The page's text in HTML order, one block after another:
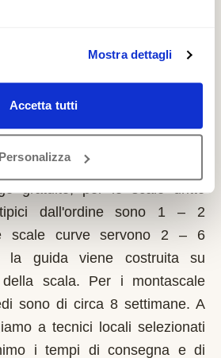
Mostra dettagli
Accetta tutti
Personalizza
fare domanda i residenti a
per installare un
gratuito, per le scale dritte
dall'ordine sono 1 – 2
scale curve servono 2 – 6
la guida viene costruita su
scala. Per i montascale
sono di circa 8 settimane. A
a tecnici locali selezionati
i tempi di consegna e di